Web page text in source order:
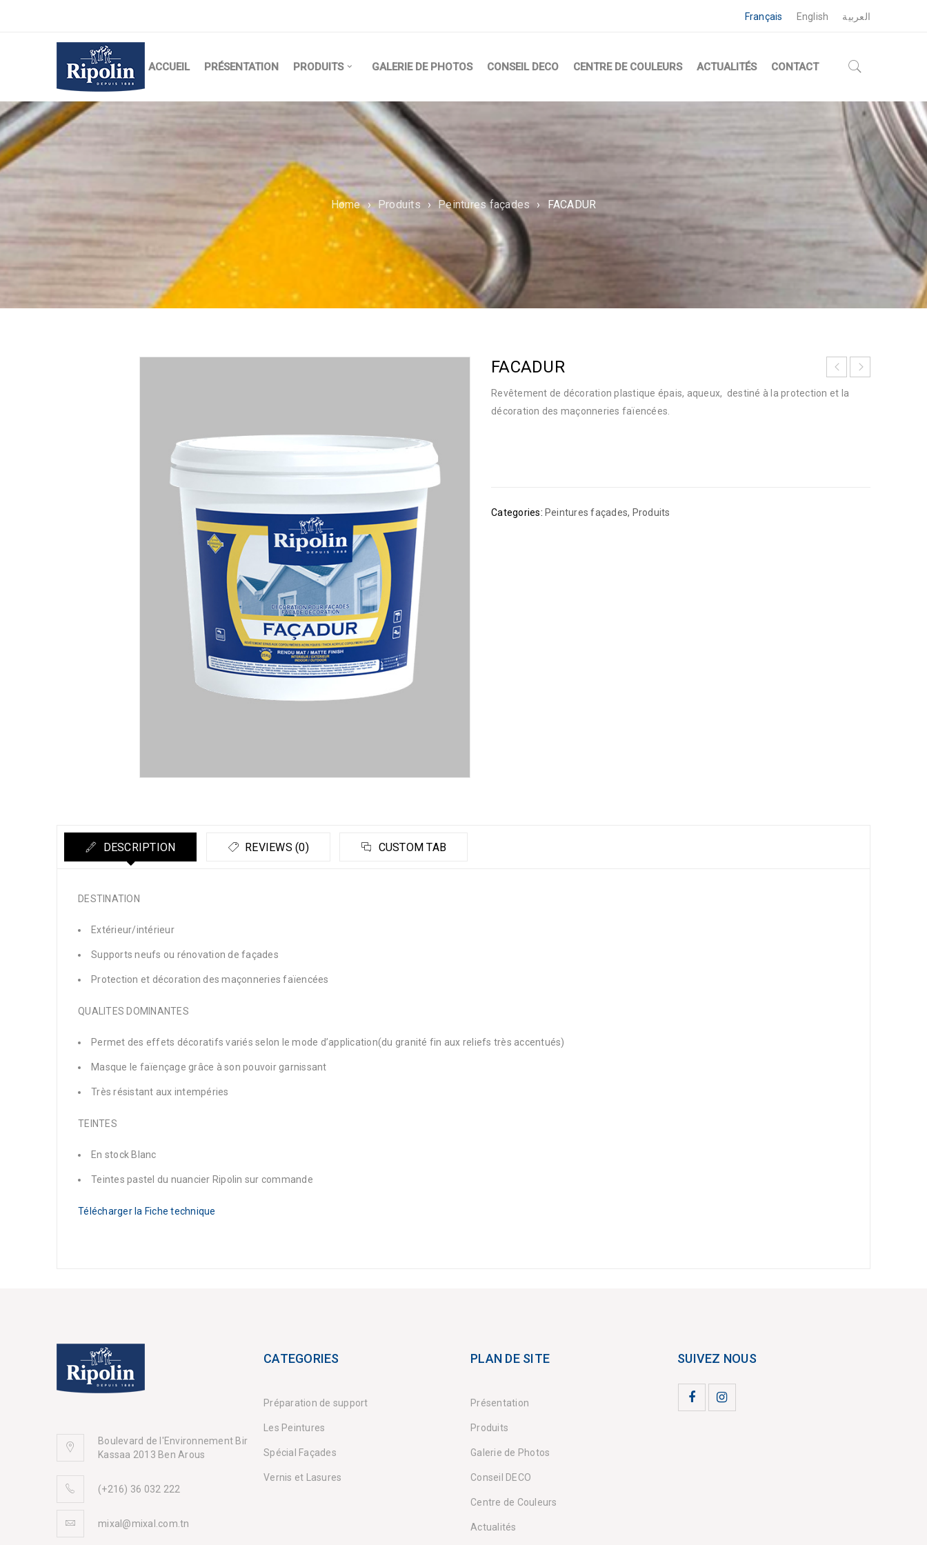
Français English العربية
ACCUEIL PRÉSENTATION PRODUITS GALERIE DE PHOTOS CONSEIL DECO CENTRE DE COULEURS ACTUALITÉS CONTACT
Home › Produits › Peintures façades › FACADUR
FACADUR
Revêtement de décoration plastique épais, aqueux, destiné à la protection et la
décoration des maçonneries faïencées.
Categories: Peintures façades, Produits
DESCRIPTION REVIEWS (0) CUSTOM TAB
DESTINATION
Extérieur/intérieur
Supports neufs ou rénovation de façades
Protection et décoration des maçonneries faïencées
QUALITES DOMINANTES
Permet des effets décoratifs variés selon le mode d’application(du granité fin aux reliefs très accentués)
Masque le faïençage grâce à son pouvoir garnissant
Très résistant aux intempéries
TEINTES
En stock Blanc
Teintes pastel du nuancier Ripolin sur commande
Télécharger la Fiche technique
Boulevard de l'Environnement Bir
Kassaa 2013 Ben Arous
(+216) 36 032 222
mixal@mixal.com.tn
CATEGORIES
Préparation de support
Les Peintures
Spécial Façades
Vernis et Lasures
PLAN DE SITE
Présentation
Produits
Galerie de Photos
Conseil DECO
Centre de Couleurs
Actualités
SUIVEZ NOUS